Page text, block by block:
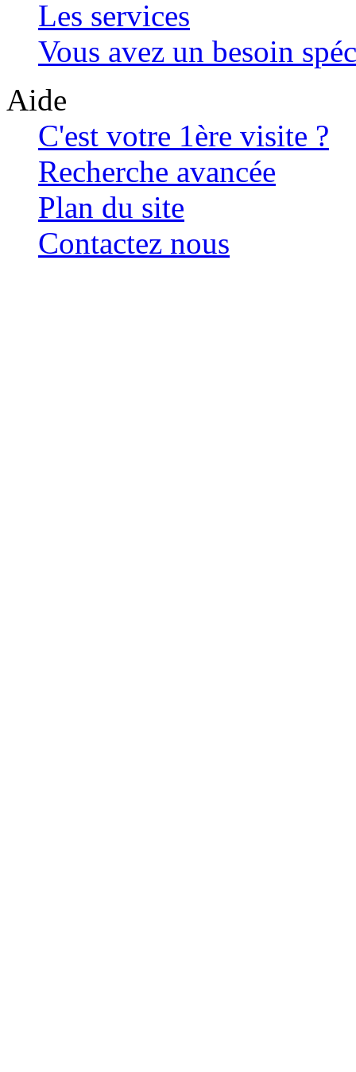
Les services
Vous avez un besoin
Aide
C'est votre 1ère visite ?
Recherche avancée
Plan du site
Contactez nous